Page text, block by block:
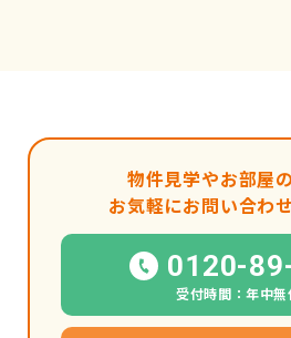
物件見学やお部屋
お気軽にお問い合わ
0120-
受付時間：年中無